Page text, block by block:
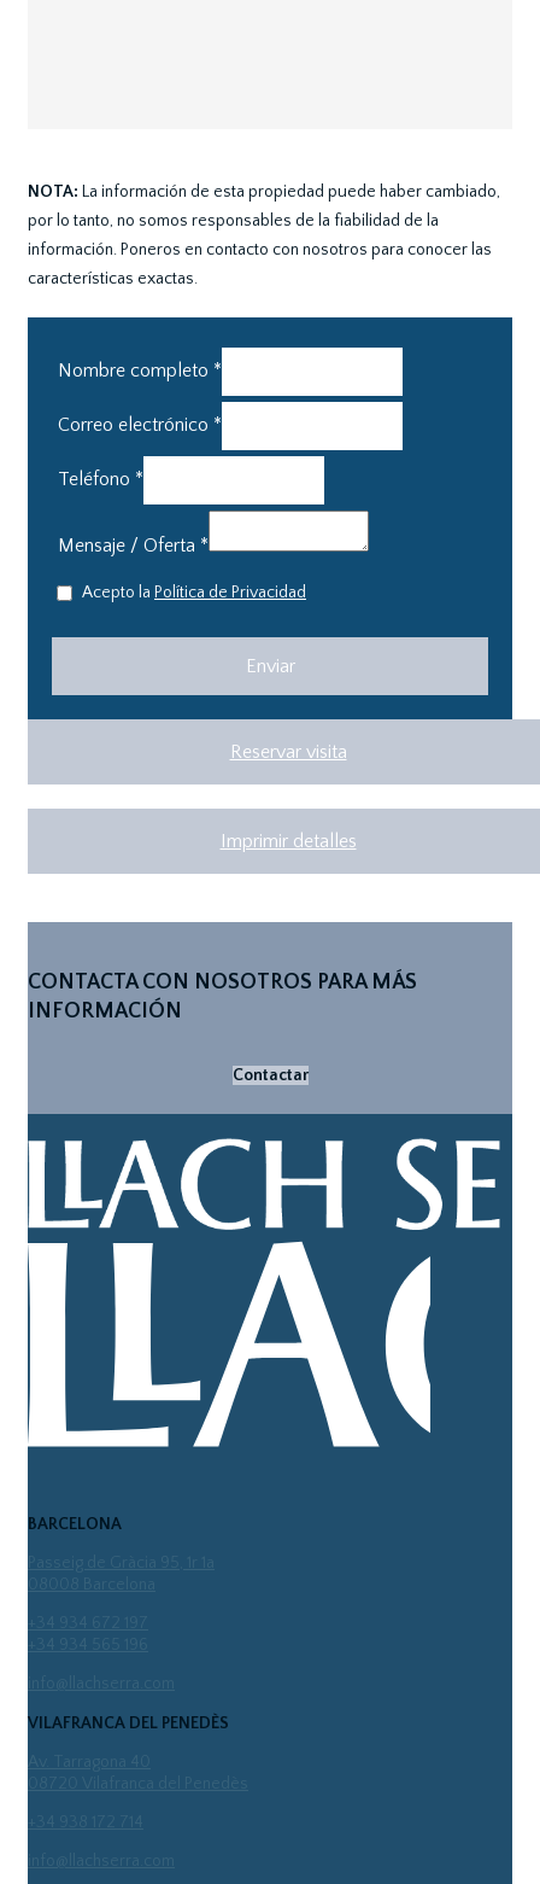
NOTA: La información de esta propiedad puede haber cambiado,
por lo tanto, no somos responsables de la fiabilidad de la
información. Poneros en contacto con nosotros para conocer las
características exactas.
Nombre completo *
Correo electrónico *
Teléfono *
Mensaje / Oferta *
Acepto la Política de Privacidad
Reservar visita
Imprimir detalles
CONTACTA CON NOSOTROS PARA MÁS
INFORMACIÓN
Contactar
BARCELONA
info@llachserra.com
VILAFRANCA DEL PENEDÈS
info@llachserra.com